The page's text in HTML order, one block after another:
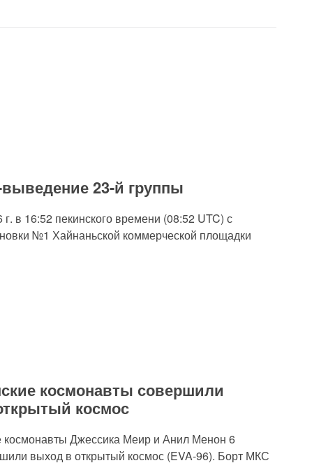
23-й группы
г. в 16:52 пекинского времени (08:52 UTC) с
№1 Хайнаньской коммерческой площадки
космонавты совершили
космос
космонавты Джессика Меир и Анил Менон 6
выход в открытый космос (EVA-96). Борт МКС